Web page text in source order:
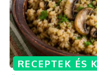
RECEPTEK ÉS